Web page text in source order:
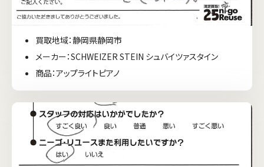
買取地域：静岡県静岡市
メーカー：SCHWEIZER STEIN シュバイツァスタイン
商品：アップライトピアノ